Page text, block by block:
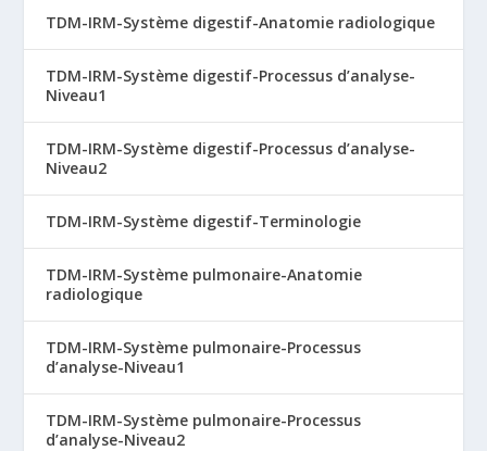
TDM-IRM-Système digestif-Anatomie radiologique
TDM-IRM-Système digestif-Processus d’analyse-
Niveau1
TDM-IRM-Système digestif-Processus d’analyse-
Niveau2
TDM-IRM-Système digestif-Terminologie
TDM-IRM-Système pulmonaire-Anatomie
radiologique
TDM-IRM-Système pulmonaire-Processus
d’analyse-Niveau1
TDM-IRM-Système pulmonaire-Processus
d’analyse-Niveau2